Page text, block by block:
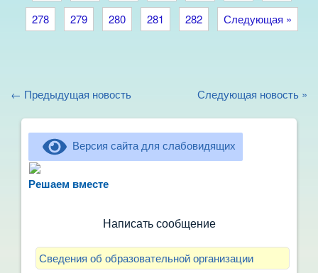
278 279 280 281 282 Следующая »
← Предыдущая новость Следующая новость »
Версия сайта для слабовидящих
Решаем вместерассказать о воспитателях? Знаете, как
Написать сообщение
Сведения об образовательной организации